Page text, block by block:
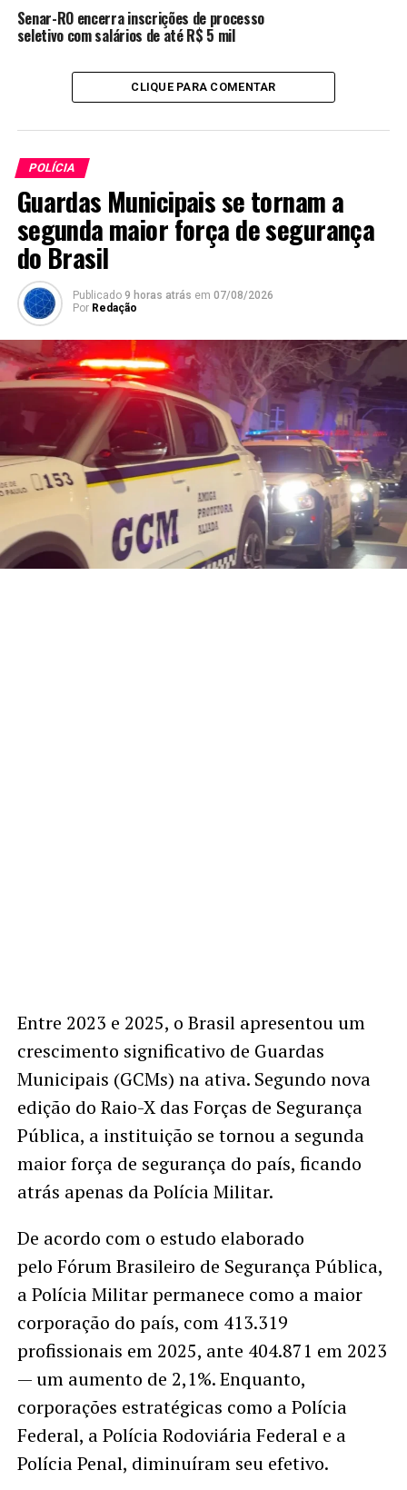
Senar-RO encerra inscrições de processo
seletivo com salários de até R$ 5 mil
CLIQUE PARA COMENTAR
POLÍCIA
Guardas Municipais se tornam a
segunda maior força de segurança
do Brasil
Publicado 9 horas atrás em 07/08/2026
Por Redação
Entre 2023 e 2025, o Brasil apresentou um
crescimento significativo de Guardas
Municipais (GCMs) na ativa. Segundo nova
edição do Raio-X das Forças de Segurança
Pública, a instituição se tornou a segunda
maior força de segurança do país, ficando
atrás apenas da Polícia Militar.
De acordo com o estudo elaborado
pelo Fórum Brasileiro de Segurança Pública,
a Polícia Militar permanece como a maior
corporação do país, com 413.319
profissionais em 2025, ante 404.871 em 2023
— um aumento de 2,1%. Enquanto,
corporações estratégicas como a Polícia
Federal, a Polícia Rodoviária Federal e a
Polícia Penal, diminuíram seu efetivo.